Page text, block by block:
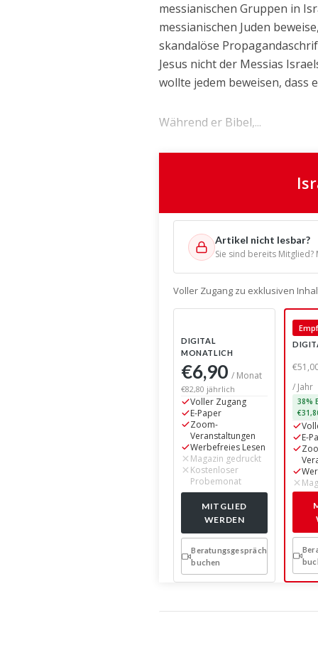
messianischen Gruppen in
messianischen Juden
skandalöse
Jesus nicht der Messias
wollte jedem beweisen, dass
Während er Bibel,...
Artikel nicht lesbar?
Sie sind bereits Mitglied?
Voller Zugang zu exklusiven
DIGITAL
MONATLICH
€6,90/ Monat
€82,80 jährlich
Voller Zugang
E-Paper
Zoom-
Veranstaltungen
Werbefreies Lesen
Magazin gedruckt
Kostenloser
Probemonat
MITGLIED
WERDEN
Beratungsgespräch
buchen
/ Jahr
38%
E-